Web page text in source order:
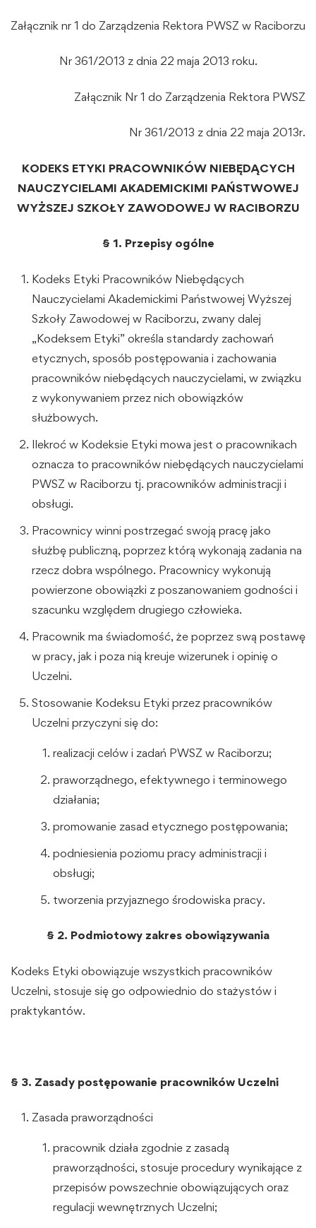
Załącznik nr 1 do Zarządzenia Rektora PWSZ w Raciborzu
Nr 361/2013 z dnia 22 maja 2013 roku.
Załącznik Nr 1 do Zarządzenia Rektora PWSZ
Nr 361/2013 z dnia 22 maja 2013r.
KODEKS ETYKI PRACOWNIKÓW NIEBĘDĄCYCH
NAUCZYCIELAMI AKADEMICKIMI PAŃSTWOWEJ
WYŻSZEJ SZKOŁY ZAWODOWEJ W RACIBORZU
§ 1. Przepisy ogólne
Kodeks Etyki Pracowników Niebędących
Nauczycielami Akademickimi Państwowej Wyższej
Szkoły Zawodowej w Raciborzu, zwany dalej
„Kodeksem Etyki” określa standardy zachowań
etycznych, sposób postępowania i zachowania
pracowników niebędących nauczycielami, w związku
z wykonywaniem przez nich obowiązków
służbowych.
Ilekroć w Kodeksie Etyki mowa jest o pracownikach
oznacza to pracowników niebędących nauczycielami
PWSZ w Raciborzu tj. pracowników administracji i
obsługi.
Pracownicy winni postrzegać swoją pracę jako
służbę publiczną, poprzez którą wykonają zadania na
rzecz dobra wspólnego. Pracownicy wykonują
powierzone obowiązki z poszanowaniem godności i
szacunku względem drugiego człowieka.
Pracownik ma świadomość, że poprzez swą postawę
w pracy, jak i poza nią kreuje wizerunek i opinię o
Uczelni.
Stosowanie Kodeksu Etyki przez pracowników
Uczelni przyczyni się do:
realizacji celów i zadań PWSZ w Raciborzu;
praworządnego, efektywnego i terminowego
działania;
promowanie zasad etycznego postępowania;
podniesienia poziomu pracy administracji i
obsługi;
tworzenia przyjaznego środowiska pracy.
§ 2. Podmiotowy zakres obowiązywania
Kodeks Etyki obowiązuje wszystkich pracowników
Uczelni, stosuje się go odpowiednio do stażystów i
praktykantów.
§ 3. Zasady postępowanie pracowników Uczelni
Zasada praworządności
pracownik działa zgodnie z zasadą
praworządności, stosuje procedury wynikające z
przepisów powszechnie obowiązujących oraz
regulacji wewnętrznych Uczelni;